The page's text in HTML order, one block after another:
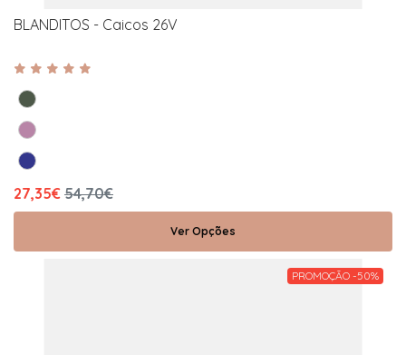
BLANDITOS - Caicos 26V
27,35€ 54,70€
Ver Opções
PROMOÇÃO -50%